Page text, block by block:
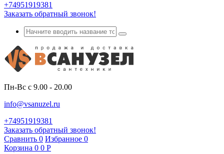
+74951919381
Заказать обратный звонок!
Пн-Вс с 9.00 - 20.00
info@vsanuzel.ru
+74951919381
Заказать обратный звонок!
Сравнить 0 Избранное 0
Корзина 0 0 Р